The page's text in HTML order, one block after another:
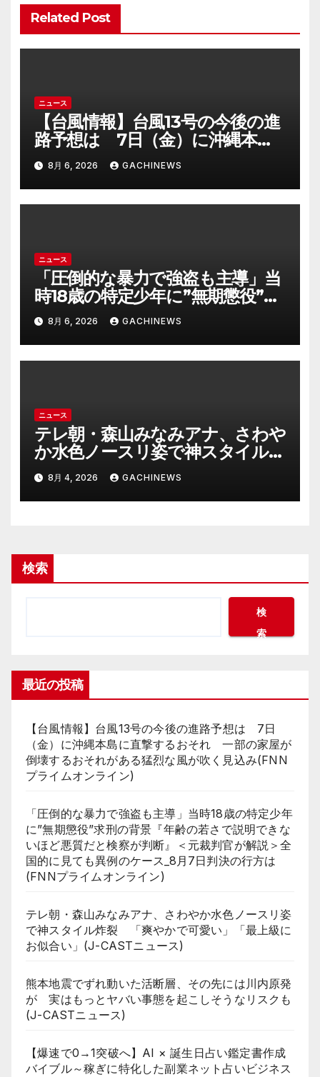
ン
Related Post
ニュース
【台風情報】台風13号の今後の進
路予想は 7日（金）に沖縄本島
に直撃するおそれ 一部の家屋が
倒壊するおそれがある猛烈な風が
吹く見込み(FNNプライムオンラ
イン)
8月 6, 2026 GACHINEWS
ニュース
「圧倒的な暴力で強盗も主導」当
時18歳の特定少年に”無期懲役”求
刑の背景『年齢の若さで説明でき
ないほど悪質だと検察が判断』＜
元裁判官が解説＞全国的に見ても
異例のケース_8月7日判決の行方
8月 6, 2026 GACHINEWS
ニュース
テレ朝・森山みなみアナ、さわや
か水色ノースリ姿で神スタイル炸
裂 「爽やかで可愛い」「最上級
にお似合い」(J-CASTニュース)
8月 4, 2026 GACHINEWS
検索
検
索
最近の投稿
【台風情報】台風13号の今後の進路予想は 7日
（金）に沖縄本島に直撃するおそれ 一部の家屋が
倒壊するおそれがある猛烈な風が吹く見込み(FNN
プライムオンライン)
「圧倒的な暴力で強盗も主導」当時18歳の特定少年
に”無期懲役”求刑の背景『年齢の若さで説明できな
いほど悪質だと検察が判断』＜元裁判官が解説＞全
国的に見ても異例のケース_8月7日判決の行方は
(FNNプライムオンライン)
テレ朝・森山みなみアナ、さわやか水色ノースリ姿
で神スタイル炸裂 「爽やかで可愛い」「最上級に
お似合い」(J-CASTニュース)
熊本地震でずれ動いた活断層、その先には川内原発
が 実はもっとヤバい事態を起こしそうなリスクも
(J-CASTニュース)
【爆速で0→1突破へ】AI × 誕生日占い鑑定書作成
バイブル～稼ぎに特化した副業ネット占いビジネス